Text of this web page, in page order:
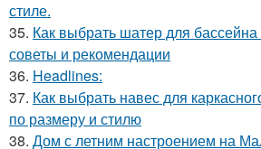
стиле.
35. Как выбрать шатер для бассейна
советы и рекомендации
36. Headlines:
37. Как выбрать навес для
по размеру и стилю
38. Дом с летним настроением на